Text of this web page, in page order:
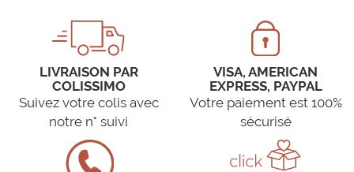
LIVRAISON PAR
COLISSIMO
Suivez votre colis avec
notre n° suivi
VISA, AMERICAN
EXPRESS, PAYPAL
Votre paiement est 100%
sécurisé